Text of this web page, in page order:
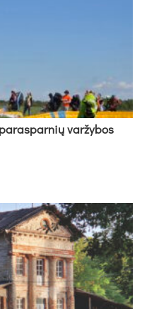
var­žy­bos